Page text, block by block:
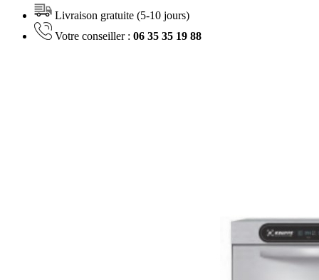
Livraison gratuite (5-10 jours)
Votre conseiller : 06 35 35 19 88